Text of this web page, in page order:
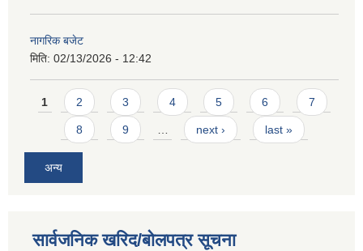
नागरिक बजेट
मिति: 02/13/2026 - 12:42
Pages
1 2 3 4 5 6 7
8 9 … next › last »
अन्य
सार्वजनिक खरिद/बोलपत्र सूचना